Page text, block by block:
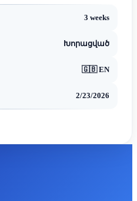
3 weeks
Խորացված
🇬🇧 EN
2/23/2026